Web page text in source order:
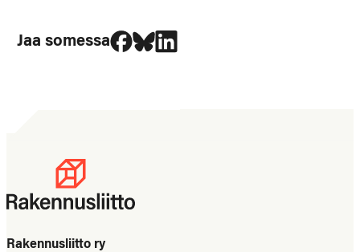
Jaa somessa
Jaa Facebookissa
Jaa Blueskyssa
Jaa LinkedIn:ssä
Rakennusliitto ry